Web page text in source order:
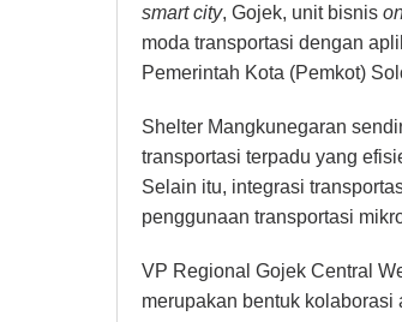
smart city, Gojek, unit bisnis
moda transportasi dengan
Pemerintah Kota (Pemkot)
Shelter Mangkunegaran
transportasi terpadu yang
Selain itu, integrasi
penggunaan transportasi
VP Regional Gojek Central
merupakan bentuk